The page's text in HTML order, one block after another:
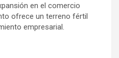
en el comercio
ofrece un terreno fértil
empresarial.